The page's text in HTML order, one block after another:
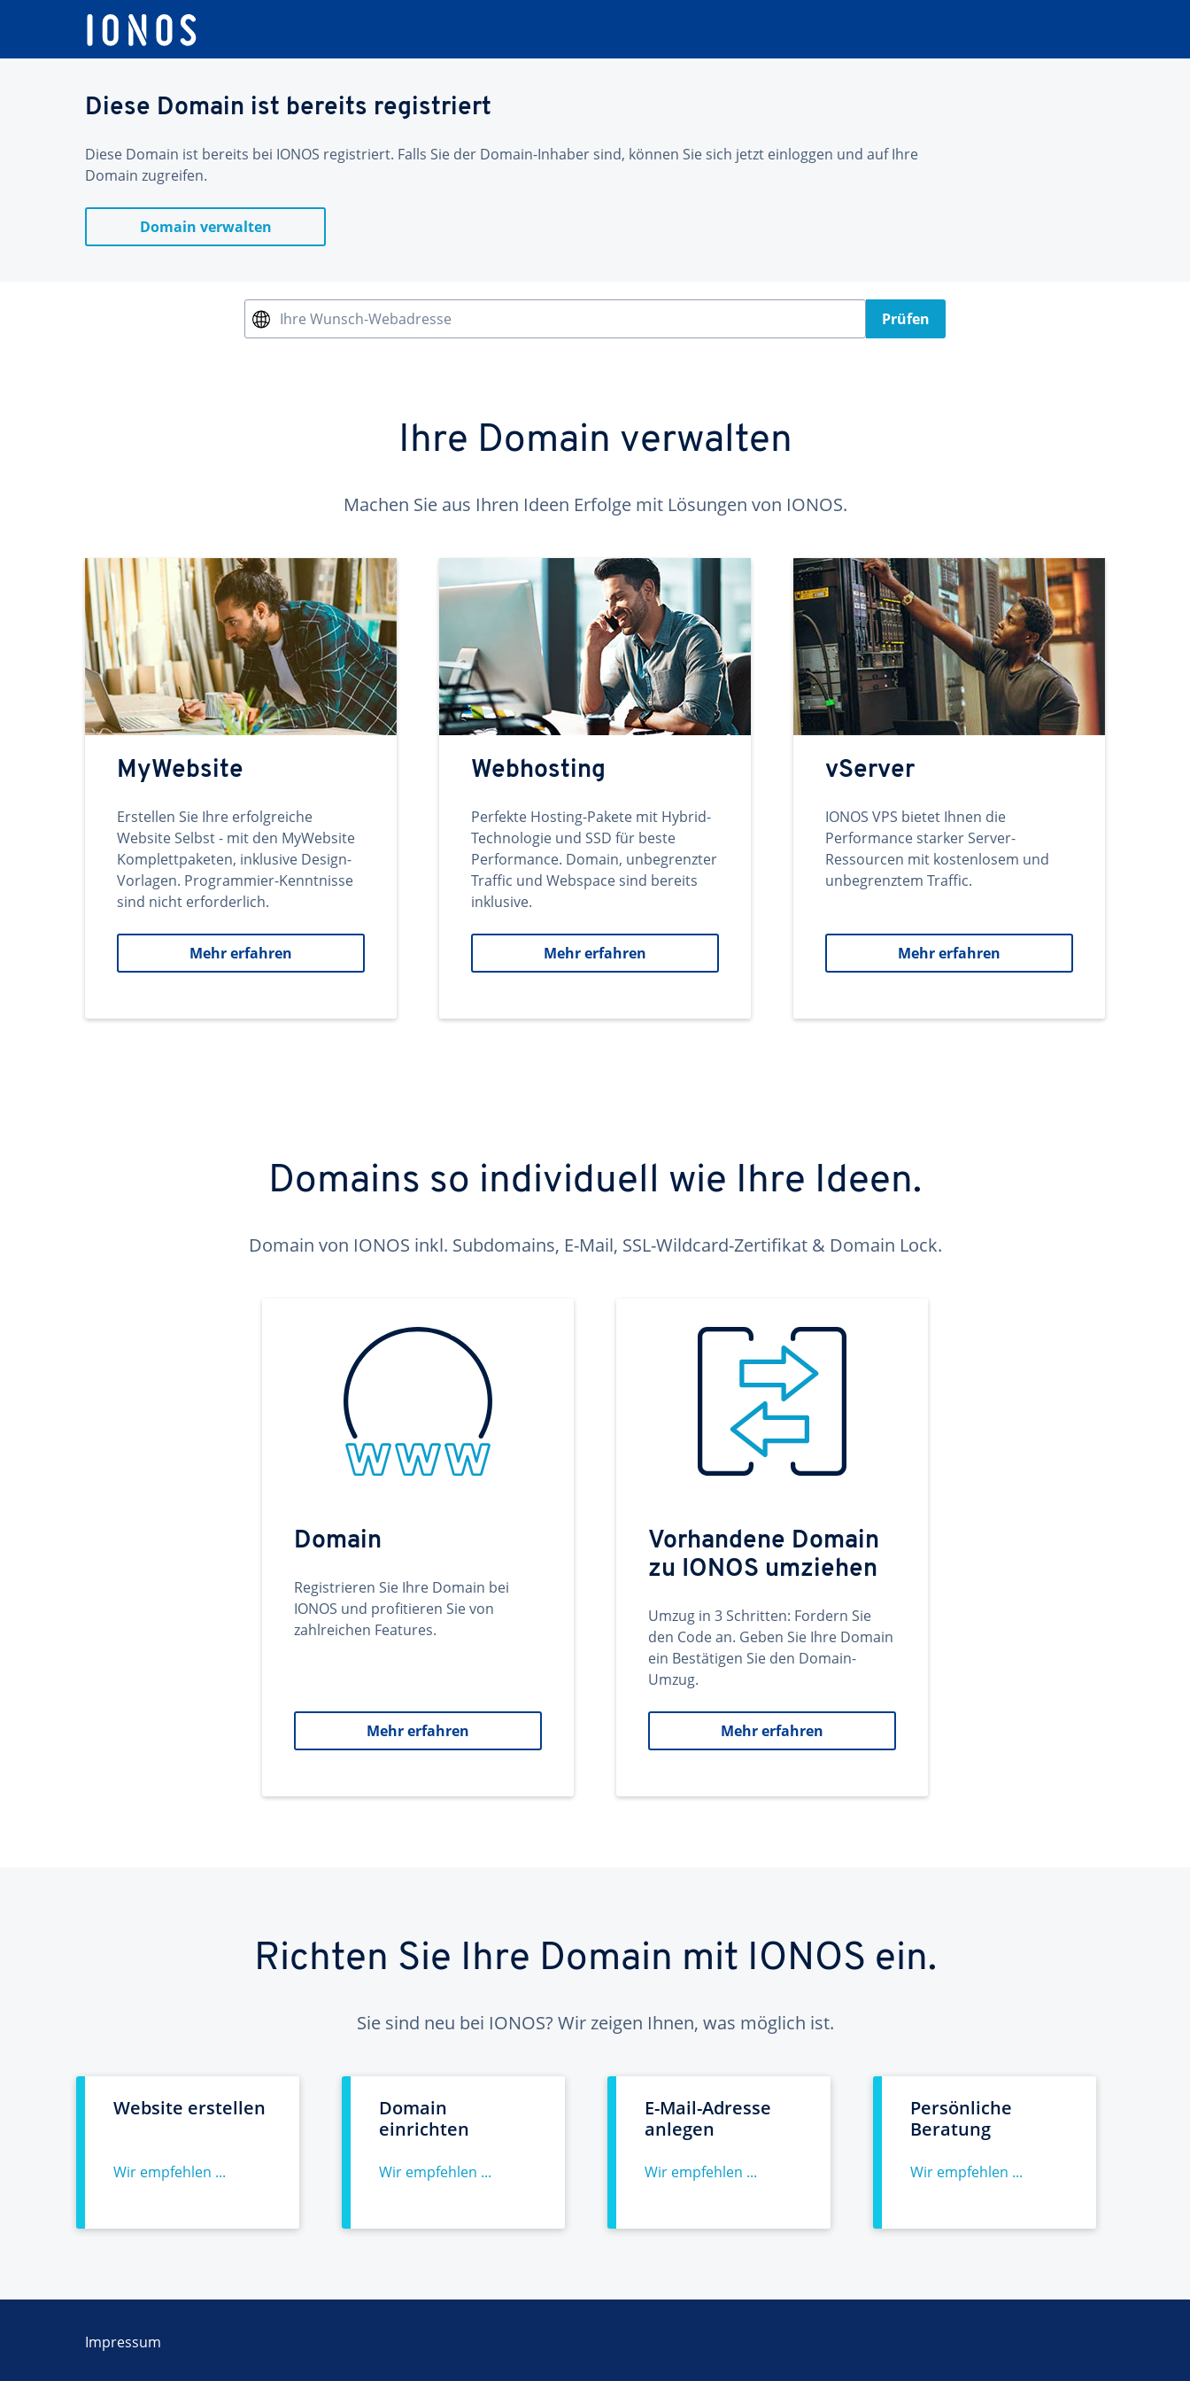
Diese Domain ist bereits registriert
Diese Domain ist bereits bei IONOS registriert. Falls Sie der Domain-Inhaber sind, können Sie sich jetzt einloggen und auf Ihre
Domain zugreifen.
Domain verwalten
Ihre Wunsch-Webadresse Prüfen
Ihre Domain verwalten
Machen Sie aus Ihren Ideen Erfolge mit Lösungen von IONOS.
MyWebsite
Erstellen Sie Ihre erfolgreiche
Website Selbst - mit den MyWebsite
Komplettpaketen, inklusive Design-
Vorlagen. Programmier-Kenntnisse
sind nicht erforderlich.
Mehr erfahren
Webhosting
Perfekte Hosting-Pakete mit Hybrid-
Technologie und SSD für beste
Performance. Domain, unbegrenzter
Traffic und Webspace sind bereits
inklusive.
Mehr erfahren
vServer
IONOS VPS bietet Ihnen die
Performance starker Server-
Ressourcen mit kostenlosem und
unbegrenztem Traffic.
Mehr erfahren
Domains so individuell wie Ihre Ideen.
Domain von IONOS inkl. Subdomains, E-Mail, SSL-Wildcard-Zertifikat & Domain Lock.
Domain
Registrieren Sie Ihre Domain bei
IONOS und profitieren Sie von
zahlreichen Features.
Mehr erfahren
Vorhandene Domain
zu IONOS umziehen
Umzug in 3 Schritten: Fordern Sie
den Code an. Geben Sie Ihre Domain
ein Bestätigen Sie den Domain-
Umzug.
Mehr erfahren
Richten Sie Ihre Domain mit IONOS ein.
Sie sind neu bei IONOS? Wir zeigen Ihnen, was möglich ist.
Website erstellen
Wir empfehlen ...
Domain
einrichten
Wir empfehlen ...
E-Mail-Adresse
anlegen
Wir empfehlen ...
Persönliche
Beratung
Wir empfehlen ...
Impressum